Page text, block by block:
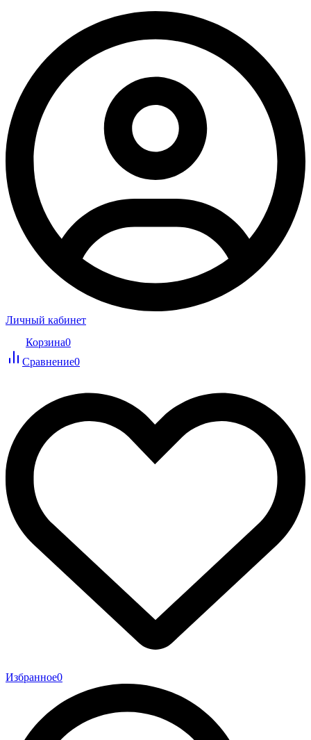
Личный кабинет
Корзина0
Сравнение0
Избранное0